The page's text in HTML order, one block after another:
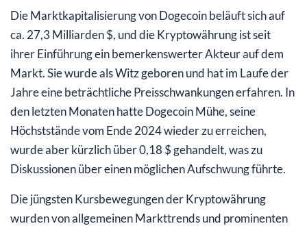
Die Marktkapitalisierung von Dogecoin beläuft sich auf
ca. 27,3 Milliarden $, und die Kryptowährung ist seit
ihrer Einführung ein bemerkenswerter Akteur auf dem
Markt. Sie wurde als Witz geboren und hat im Laufe der
Jahre eine beträchtliche Preisschwankungen erfahren. In
den letzten Monaten hatte Dogecoin Mühe, seine
Höchststände vom Ende 2024 wieder zu erreichen,
wurde aber kürzlich über 0,18 $ gehandelt, was zu
Diskussionen über einen möglichen Aufschwung führte.
Die jüngsten Kursbewegungen der Kryptowährung
wurden von allgemeinen Markttrends und prominenten